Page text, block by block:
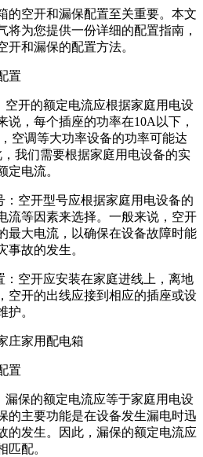
的空开和漏保配置至关重要。本文
将为您提供一份详细的配置指南，
开和漏保的配置方法。
置
空开的额定电流应根据家庭用电设
说，每个插座的功率在10A以下，
空调等大功率设备的功率可能达
我们需要根据家庭用电设备的实
定电流。
：空开型号应根据家庭用电设备的
流等因素来选择。一般来说，空开
最大电流，以确保在设备故障时能
事故的发生。
：空开应安装在家庭进线上，离地
空开的出线应接到相应的插座或设
护。
置
漏保的额定电流应等于家庭用电设
的主要功能是在设备发生漏电时迅
的发生。因此，漏保的额定电流应
匹配。